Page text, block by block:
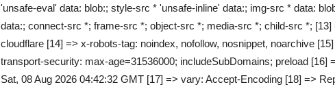
'unsafe-eval' data: blob:; style-src * 'unsafe-inline' data:; img-src * data:
data:; connect-src *; frame-src *; object-src *; media-src *; child-src *; [13]
cloudflare [14] => x-robots-tag: noindex, nofollow, nosnippet, noarchive
transport-security: max-age=31536000; includeSubDomains; preload [16]
Sat, 08 Aug 2026 04:42:32 GMT [17] => vary: Accept-Encoding [18] =>